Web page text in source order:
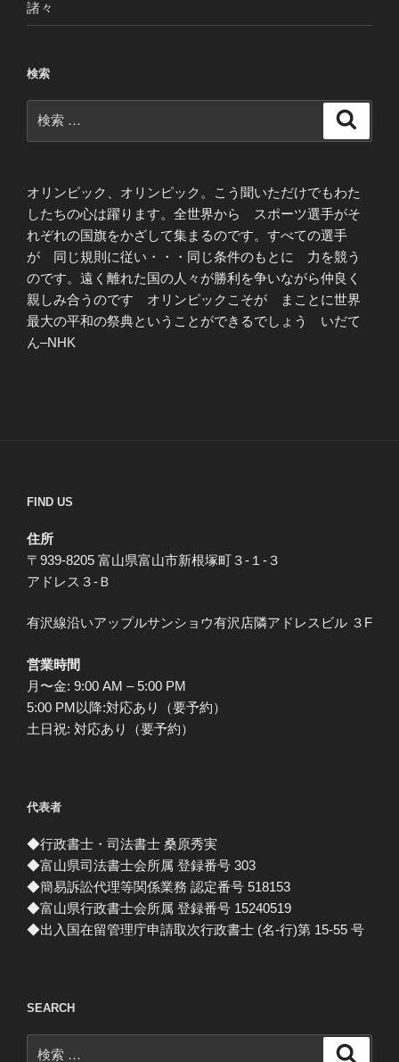
諸々
検索
索:
オリンピック、オリンピック。こう聞いただけでもわた
したちの心は躍ります。全世界から スポーツ選手がそ
れぞれの国旗をかざして集まるのです。すべての選手
が 同じ規則に従い・・・同じ条件のもとに 力を競う
のです。遠く離れた国の人々が勝利を争いながら仲良く
親しみ合うのです オリンピックこそが まことに世界
最大の平和の祭典ということができるでしょう いだて
ん–NHK
FIND US
住所
〒939-8205 富山県富山市新根塚町３-１-３
アドレス３-Ｂ
有沢線沿いアップルサンショウ有沢店隣アドレスビル ３F
営業時間
月〜金: 9:00 AM – 5:00 PM
5:00 PM以降:対応あり（要予約）
土日祝: 対応あり（要予約）
代表者
◆行政書士・司法書士 桑原秀実
◆富山県司法書士会所属 登録番号 303
◆簡易訴訟代理等関係業務 認定番号 518153
◆富山県行政書士会所属 登録番号 15240519
◆出入国在留管理庁申請取次行政書士 (名-行)第 15-55 号
SEARCH